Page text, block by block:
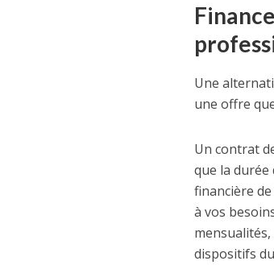
Une
une offre
Un contrat
que la durée
financière
à vos
dispositifs